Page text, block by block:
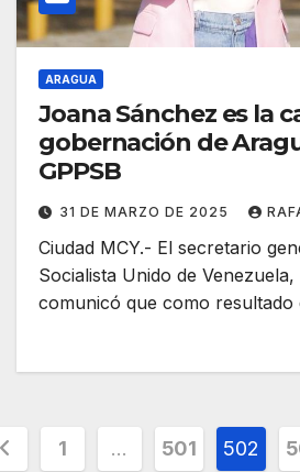
ARAGUA
Joana Sánchez es la
gobernación de
GPPSB
31 DE MARZO DE 2025
Ciudad MCY.- El secretario
Socialista Unido de
comunicó que como resultado
1 … 501 502